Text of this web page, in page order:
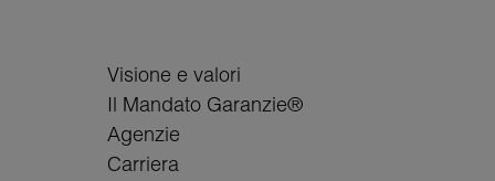
Visione e valori
Il Mandato Garanzie®
Agenzie
Carriera